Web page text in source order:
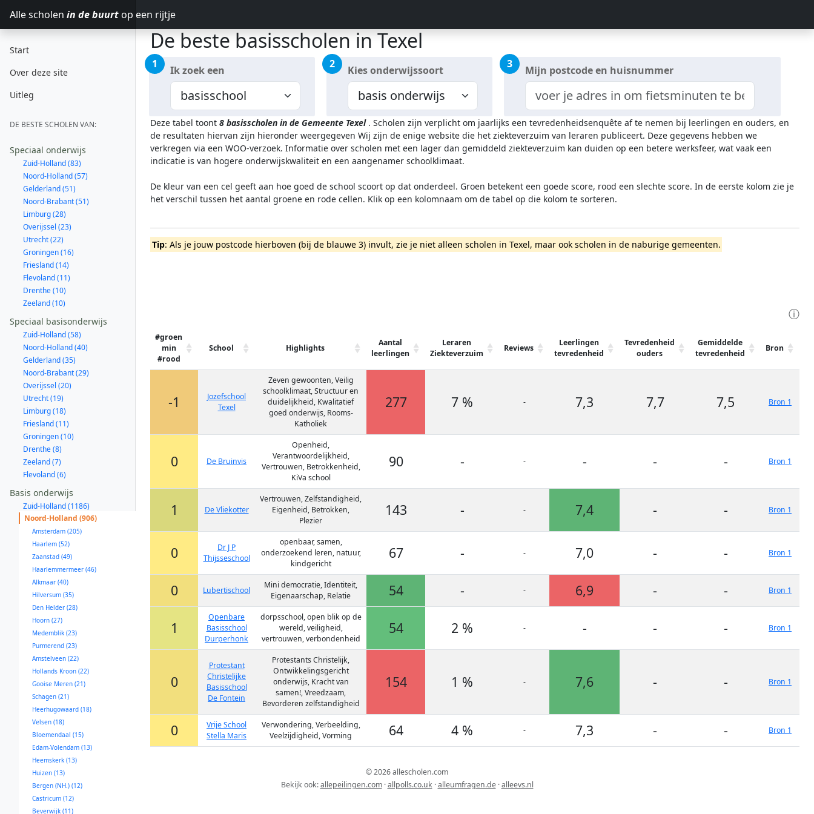
Alle scholen in de buurt op een rijtje
Start
Over deze site
Uitleg
DE BESTE SCHOLEN VAN:
Speciaal onderwijs
Zuid-Holland (83)
Noord-Holland (57)
Gelderland (51)
Noord-Brabant (51)
Limburg (28)
Overijssel (23)
Utrecht (22)
Groningen (16)
Friesland (14)
Flevoland (11)
Drenthe (10)
Zeeland (10)
Speciaal basisonderwijs
Zuid-Holland (58)
Noord-Holland (40)
Gelderland (35)
Noord-Brabant (29)
Overijssel (20)
Utrecht (19)
Limburg (18)
Friesland (11)
Groningen (10)
Drenthe (8)
Zeeland (7)
Flevoland (6)
Basis onderwijs
Zuid-Holland (1186)
Noord-Holland (906)
Amsterdam (205)
Haarlem (52)
Zaanstad (49)
Haarlemmermeer (46)
Alkmaar (40)
Hilversum (35)
Den Helder (28)
Hoorn (27)
Medemblik (23)
Purmerend (23)
Amstelveen (22)
Hollands Kroon (22)
Gooise Meren (21)
Schagen (21)
Heerhugowaard (18)
Velsen (18)
Bloemendaal (15)
Edam-Volendam (13)
Heemskerk (13)
Huizen (13)
Bergen (NH.) (12)
Castricum (12)
Beverwijk (11)
De beste basisscholen in Texel
1 Ik zoek een 2 Kies onderwijssoort 3 Mijn postcode en huisnummer
Deze tabel toont 8 basisscholen in de Gemeente Texel . Scholen zijn verplicht om jaarlijks een tevredenheidsenquête af te nemen bij leerlingen en ouders, en
de resultaten hiervan zijn hieronder weergegeven Wij zijn de enige website die het ziekteverzuim van leraren publiceert. Deze gegevens hebben we
verkregen via een WOO-verzoek. Informatie over scholen met een lager dan gemiddeld ziekteverzuim kan duiden op een betere werksfeer, wat vaak een
indicatie is van hogere onderwijskwaliteit en een aangenamer schoolklimaat.
De kleur van een cel geeft aan hoe goed de school scoort op dat onderdeel. Groen betekent een goede score, rood een slechte score. In de eerste kolom zie je
het verschil tussen het aantal groene en rode cellen. Klik op een kolomnaam om de tabel op die kolom te sorteren.
Tip: Als je jouw postcode hierboven (bij de blauwe 3) invult, zie je niet alleen scholen in Texel, maar ook scholen in de naburige gemeenten.
ⓘ
#groen
min
#rood
School Highlights
Aantal
leerlingen
Leraren
Ziekteverzuim
Reviews
Leerlingen
tevredenheid
Tevredenheid
ouders
Gemiddelde
tevredenheid
Bron
-1
Jozefschool
Texel
Zeven gewoonten, Veilig
schoolklimaat, Structuur en
duidelijkheid, Kwalitatief
goed onderwijs, Rooms-
Katholiek
277 7 % - 7,3 7,7 7,5 Bron 1
0 De Bruinvis
Openheid,
Verantwoordelijkheid,
Vertrouwen, Betrokkenheid,
KiVa school
90 - - - - - Bron 1
1 De Vliekotter
Vertrouwen, Zelfstandigheid,
Eigenheid, Betrokken,
Plezier
143 - - 7,4 - - Bron 1
0
Dr J P
Thijsseschool
openbaar, samen,
onderzoekend leren, natuur,
kindgericht
67 - - 7,0 - - Bron 1
0 Lubertischool
Mini democratie, Identiteit,
Eigenaarschap, Relatie
54 - - 6,9 - - Bron 1
1
Openbare
Basisschool
Durperhonk
dorpsschool, open blik op de
wereld, veiligheid,
vertrouwen, verbondenheid
54 2 % - - - - Bron 1
0
Protestant
Christelijke
Basisschool
De Fontein
Protestants Christelijk,
Ontwikkelingsgericht
onderwijs, Kracht van
samen!, Vreedzaam,
Bevorderen zelfstandigheid
154 1 % - 7,6 - - Bron 1
0
Vrije School
Stella Maris
Verwondering, Verbeelding,
Veelzijdigheid, Vorming
64 4 % - 7,3 - - Bron 1
© 2026 allescholen.com
Bekijk ook:allepeilingen.com·allpolls.co.uk ·alleumfragen.de·alleevs.nl